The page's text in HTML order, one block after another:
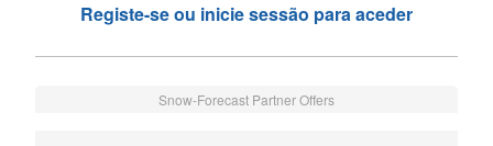
Registe-se ou inicie sessão para aceder
Snow-Forecast Partner Offers